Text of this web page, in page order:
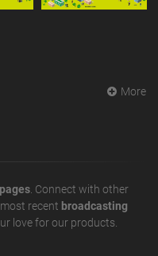
More
. Connect with other
recent broadcasting
love for our products.